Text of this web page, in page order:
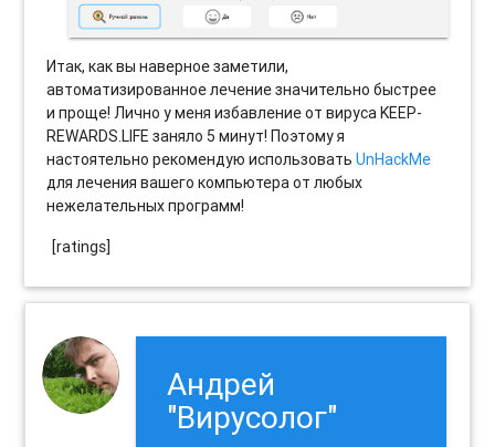
Итак, как вы наверное заметили,
автоматизированное лечение значительно быстрее
и проще! Лично у меня избавление от вируса KEEP-
REWARDS.LIFE заняло 5 минут! Поэтому я
настоятельно рекомендую использоватьUnHackMe
для лечения вашего компьютера от любых
нежелательных программ!
[ratings]
Андрей
"Вирусолог"